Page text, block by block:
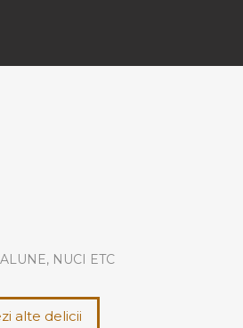
NUCI ETC
alte delicii